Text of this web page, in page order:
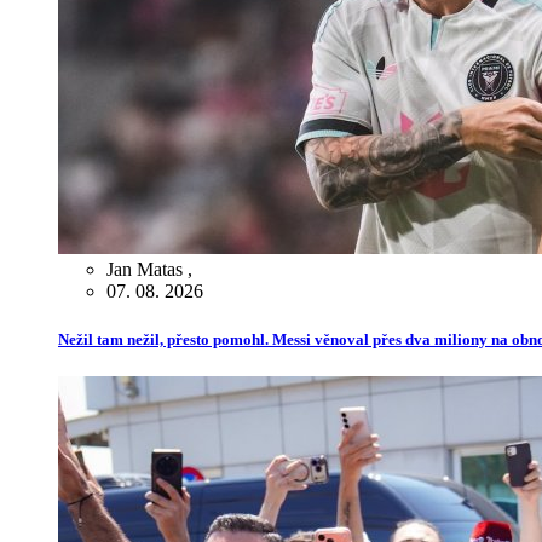
Jan Matas ,
07. 08. 2026
Nežil tam nežil, přesto pomohl. Messi věnoval přes dva miliony na